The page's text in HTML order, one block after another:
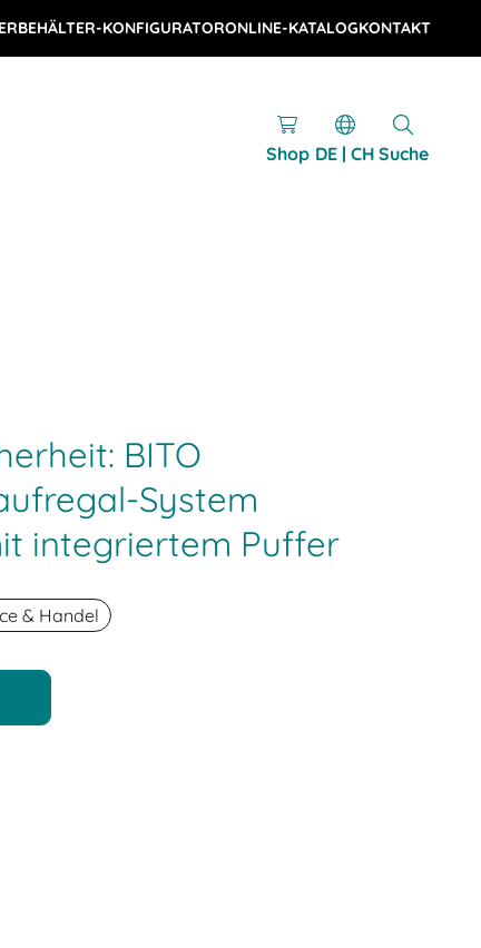
BEHÄLTER-KONFIGURATORONLINE-KATALOGKONTAKT
Shop DE | CH Suche
BITO
System
integriertem Puffer
& Handel